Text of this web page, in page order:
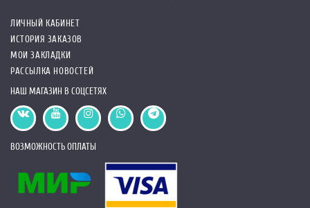
ЛИЧНЫЙ КАБИНЕТ
ИСТОРИЯ ЗАКАЗОВ
МОИ ЗАКЛАДКИ
РАССЫЛКА НОВОСТЕЙ
НАШ МАГАЗИН В СОЦСЕТЯХ
ВОЗМОЖНОСТЬ ОПЛАТЫ